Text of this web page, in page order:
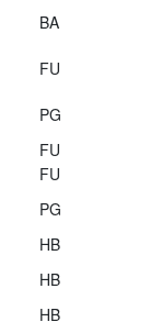
BA
FU
PG
FU
FU
PG
HB
HB
HB